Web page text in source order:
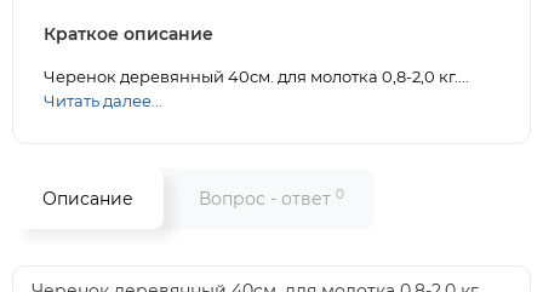
Краткое описание
Черенок деревянный 40см. для молотка 0,8-2,0 кг....
Читать далее...
Описание Вопрос - ответ 0